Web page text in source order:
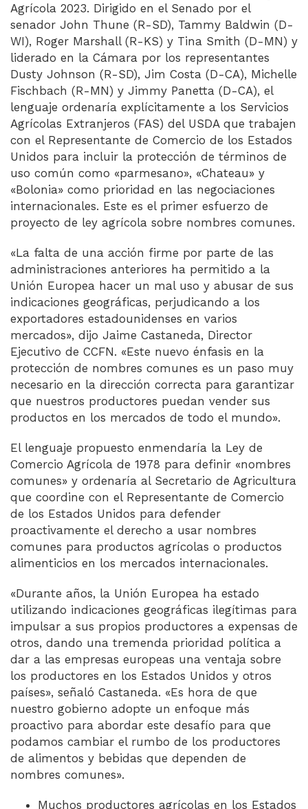
Agrícola 2023. Dirigido en el Senado por el
senador John Thune (R-SD), Tammy Baldwin (D-
WI), Roger Marshall (R-KS) y Tina Smith (D-MN) y
liderado en la Cámara por los representantes
Dusty Johnson (R-SD), Jim Costa (D-CA), Michelle
Fischbach (R-MN) y Jimmy Panetta (D-CA), el
lenguaje ordenaría explícitamente a los Servicios
Agrícolas Extranjeros (FAS) del USDA que trabajen
con el Representante de Comercio de los Estados
Unidos para incluir la protección de términos de
uso común como «parmesano», «Chateau» y
«Bolonia» como prioridad en las negociaciones
internacionales. Este es el primer esfuerzo de
proyecto de ley agrícola sobre nombres comunes.
«La falta de una acción firme por parte de las
administraciones anteriores ha permitido a la
Unión Europea hacer un mal uso y abusar de sus
indicaciones geográficas, perjudicando a los
exportadores estadounidenses en varios
mercados», dijo Jaime Castaneda, Director
Ejecutivo de CCFN. «Este nuevo énfasis en la
protección de nombres comunes es un paso muy
necesario en la dirección correcta para garantizar
que nuestros productores puedan vender sus
productos en los mercados de todo el mundo».
El lenguaje propuesto enmendaría la Ley de
Comercio Agrícola de 1978 para definir «nombres
comunes» y ordenaría al Secretario de Agricultura
que coordine con el Representante de Comercio
de los Estados Unidos para defender
proactivamente el derecho a usar nombres
comunes para productos agrícolas o productos
alimenticios en los mercados internacionales.
«Durante años, la Unión Europea ha estado
utilizando indicaciones geográficas ilegítimas para
impulsar a sus propios productores a expensas de
otros, dando una tremenda prioridad política a
dar a las empresas europeas una ventaja sobre
los productores en los Estados Unidos y otros
países», señaló Castaneda. «Es hora de que
nuestro gobierno adopte un enfoque más
proactivo para abordar este desafío para que
podamos cambiar el rumbo de los productores
de alimentos y bebidas que dependen de
nombres comunes».
Muchos productores agrícolas en los Estados